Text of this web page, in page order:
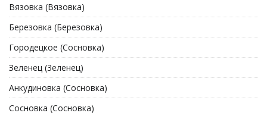
Вязовка (Вязовка)
Березовка (Березовка)
Городецкое (Сосновка)
Зеленец (3еленец)
Анкудиновка (Сосновка)
Сосновка (Сосновка)